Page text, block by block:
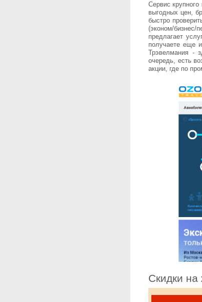
Сервис
выгодных цен,
быстро
(эконом/
предлагает
получаете еще
Трэвелмания -
очередь, есть
акции, где по
Скидки